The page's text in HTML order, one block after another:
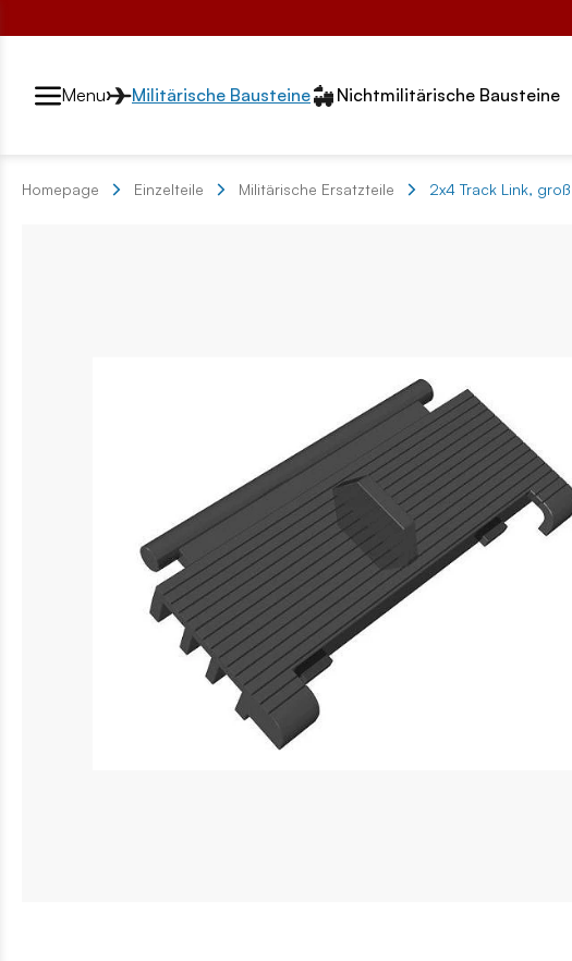
Przełącznik segmentów2
Menu Militärische Bausteine Nichtmilitärische Bausteine
Homepage Einzelteile Militärische Ersatzteile 2x4 Track Link, groß